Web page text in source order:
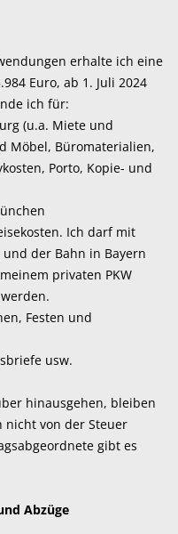
erhalte ich eine
Euro, ab 1. Juli 2024
ich für:
(u.a. Miete und
Möbel, Büromaterialien,
Porto, Kopie- und
Ich darf mit
der Bahn in Bayern
privaten PKW
Festen und
usw.
hinausgehen, bleiben
nicht von der Steuer
gibt es
Abzüge